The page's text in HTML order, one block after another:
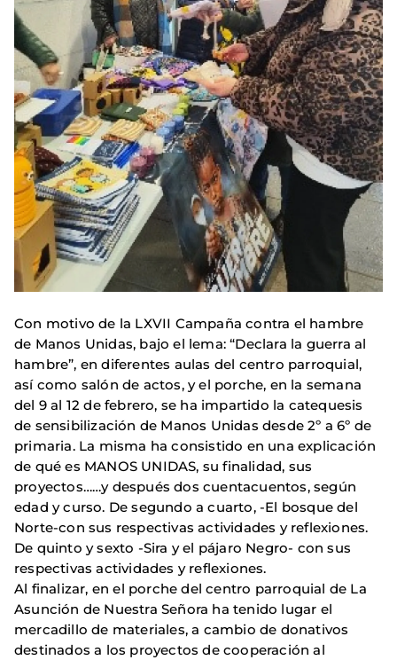
Con motivo de la LXVII Campaña contra el hambre
de Manos Unidas, bajo el lema: “Declara la guerra al
hambre”, en diferentes aulas del centro parroquial,
así como salón de actos, y el porche, en la semana
del 9 al 12 de febrero, se ha impartido la catequesis
de sensibilización de Manos Unidas desde 2º a 6º de
primaria. La misma ha consistido en una explicación
de qué es MANOS UNIDAS, su finalidad, sus
proyectos……y después dos cuentacuentos, según
edad y curso. De segundo a cuarto, -El bosque del
Norte-con sus respectivas actividades y reflexiones.
De quinto y sexto -Sira y el pájaro Negro- con sus
respectivas actividades y reflexiones.
Al finalizar, en el porche del centro parroquial de La
Asunción de Nuestra Señora ha tenido lugar el
mercadillo de materiales, a cambio de donativos
destinados a los proyectos de cooperación al